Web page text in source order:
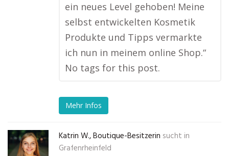
ein neues Level gehoben! Meine
selbst entwickelten Kosmetik
Produkte und Tipps vermarkte
ich nun in meinem online Shop.“
No tags for this post.
Mehr Infos
Katrin W., Boutique-Besitzerin sucht in
Grafenrheinfeld